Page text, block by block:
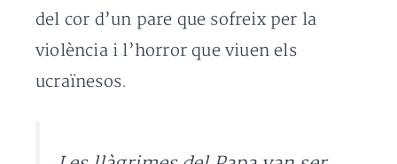
del cor d’un pare que sofreix per la
violència i l’horror que viuen els
ucraïnesos.